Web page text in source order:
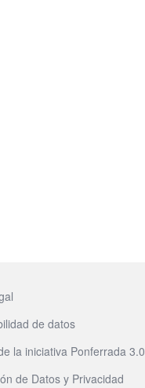
de datos
la iniciativa Ponferrada 3.0
de Datos y Privacidad